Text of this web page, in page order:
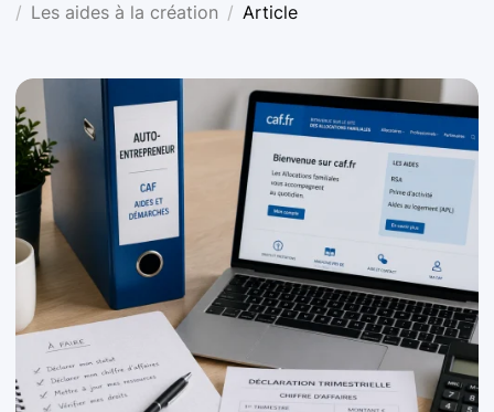
Les aides à la création
Article